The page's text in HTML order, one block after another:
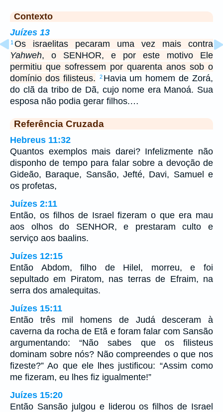
Contexto
Juízes 13
1 Os israelitas pecaram uma vez mais contra
Yahweh, o SENHOR, e por este motivo Ele
permitiu que sofressem por quarenta anos sob o
domínio dos filisteus.
2 Havia um homem de Zorá,
do clã da tribo de Dã, cujo nome era Manoá. Sua
esposa não podia gerar filhos.…
Referência Cruzada
Hebreus 11:32
Quantos exemplos mais darei? Infelizmente não
disponho de tempo para falar sobre a devoção de
Gideão, Baraque, Sansão, Jefté, Davi, Samuel e
os profetas,
Juízes 2:11
Então, os filhos de Israel fizeram o que era mau
aos olhos do SENHOR, e prestaram culto e
serviço aos baalins.
Juízes 12:15
Então Abdom, filho de Hilel, morreu, e foi
sepultado em Piratom, nas terras de Efraim, na
serra dos amalequitas.
Juízes 15:11
Então três mil homens de Judá desceram à
caverna da rocha de Etã e foram falar com Sansão
argumentando: “Não sabes que os filisteus
dominam sobre nós? Não compreendes o que nos
fizeste?” Ao que ele lhes justificou: “Assim como
me fizeram, eu lhes fiz igualmente!”
Juízes 15:20
Então Sansão julgou e liderou os filhos de Israel